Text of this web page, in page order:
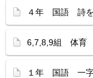
４年 国語 詩を
6,7,8,9組 体育
１年 国語 一字